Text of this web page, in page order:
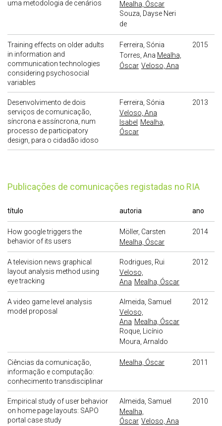
uma metodologia de cenários
Mealha, Óscar
Souza, Dayse Neri
de
Training effects on older adults
in information and
communication technologies
considering psychosocial
variables
Ferreira, Sónia
Torres, Ana Mealha,
Óscar Veloso, Ana
2015
Desenvolvimento de dois
serviços de comunicação,
síncrona e assíncrona, num
processo de participatory
design, para o cidadão idoso
Ferreira, Sónia
Veloso, Ana
Isabel Mealha,
Óscar
2013
publicações de comunicações registadas no RIA
título autoria ano
How google triggers the
behavior of its users
Möller, Carsten
Mealha, Óscar
2014
A television news graphical
layout analysis method using
eye tracking
Rodrigues, Rui
Veloso,
Ana Mealha, Óscar
2012
A video game level analysis
model proposal
Almeida, Samuel
Veloso,
Ana Mealha, Óscar
Roque, Licínio
Moura, Arnaldo
2012
Ciências da comunicação,
informação e computação:
conhecimento transdisciplinar
Mealha, Óscar 2011
Empirical study of user behavior
on home page layouts: SAPO
portal case study
Almeida, Samuel
Mealha,
Óscar Veloso, Ana
2010